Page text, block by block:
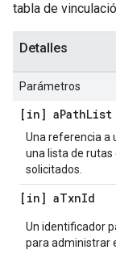
tabla de
Detalles
Parámetros
[in] aPathList
Una referencia a
una lista de rutas
solicitados.
[in] aTxnId
Un identificador
para administrar